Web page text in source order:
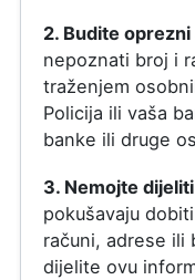
2. Budite
nepoznati broj i
traženjem
Policija ili vaša
banke ili druge
3. Nemojte
pokušavaju
računi, adrese ili
dijelite ovu